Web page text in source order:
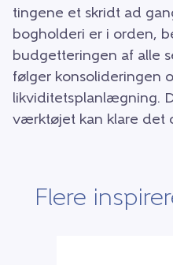
tingene et skridt ad
bogholderi er i orden,
budgetteringen af alle
følger konsolideringen
likviditetsplanlægning.
værktøjet kan klare det
Flere